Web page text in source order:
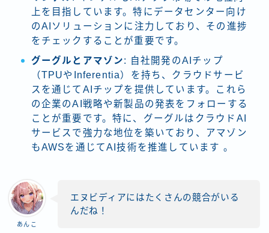
上を目指しています。特にデータセンター向け
のAIソリューションに注力しており、その進捗
をチェックすることが重要です。
グーグルとアマゾン: 自社開発のAIチップ
（TPUやInferentia）を持ち、クラウドサービ
スを通じてAIチップを提供しています。これら
の企業のAI戦略や新製品の発表をフォローする
ことが重要です。特に、グーグルはクラウドAI
サービスで強力な地位を築いており、アマゾン
もAWSを通じてAI技術を推進しています​ 。
あんこ
エヌビディアにはたくさんの競合がいる
んだね！